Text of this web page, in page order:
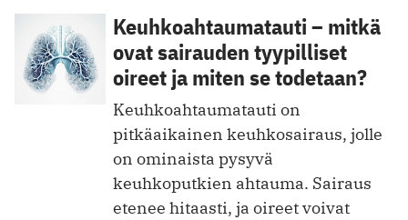
Keuhkoahtaumatauti – mitkä
ovat sairauden tyypilliset
oireet ja miten se todetaan?
Keuhkoahtaumatauti on
pitkäaikainen keuhkosairaus, jolle
on ominaista pysyvä
keuhkoputkien ahtauma. Sairaus
etenee hitaasti, ja oireet voivat